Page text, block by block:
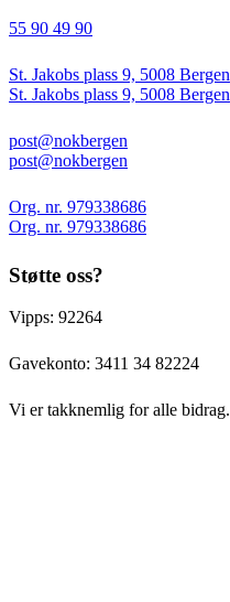
55 90 49 90
St. Jakobs plass 9, 5008 Bergen
St. Jakobs plass 9, 5008 Bergen
post@nokbergen
post@nokbergen
Org. nr. 979338686
Org. nr. 979338686
Støtte oss?
Vipps: 92264
Gavekonto: 3411 34 82224
Vi er takknemlig for alle bidrag.